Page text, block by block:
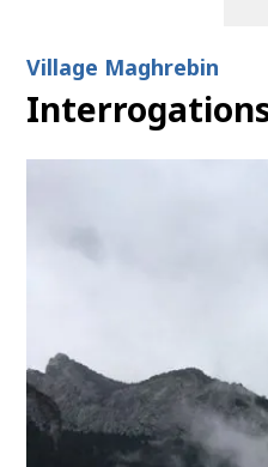
Village Maghrebin
Interrogations